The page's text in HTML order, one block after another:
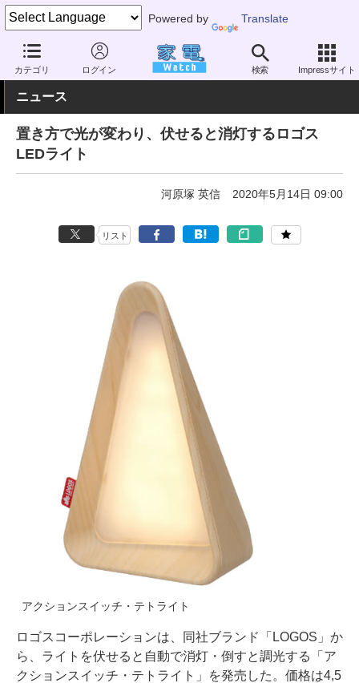
Powered by Translate
カテゴリ ログイン 検索 Impressサイト
家電 Watch 生活家電 照明器具 懐中電灯
ニュース
置き方で光が変わり、伏せると消灯するロゴス
LEDライト
河原塚 英信 2020年5月14日 09:00
リスト
アクションスイッチ・テトライト
ロゴスコーポレーションは、同社ブランド「LOGOS」か
ら、ライトを伏せると自動で消灯・倒すと調光する「ア
クションスイッチ・テトライト」を発売した。価格は4,5